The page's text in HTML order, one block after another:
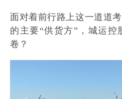
面对着前行路上这一道道
的主要“供货方”，城运控
卷？